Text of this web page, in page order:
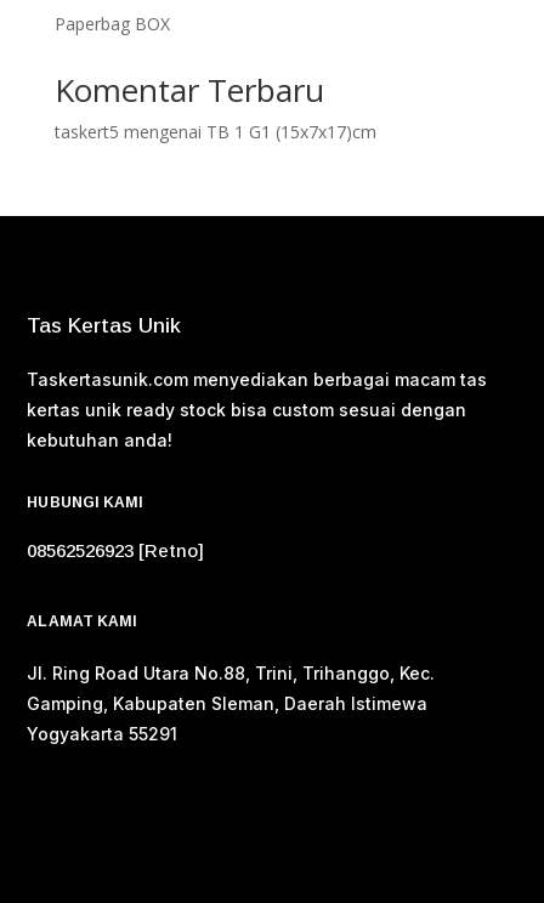
Paperbag BOX
Komentar Terbaru
taskert5 mengenai TB 1 G1 (15x7x17)cm
Tas Kertas Unik
Taskertasunik.com menyediakan berbagai macam tas
kertas unik ready stock bisa custom sesuai dengan
kebutuhan anda!
HUBUNGI KAMI
08562526923 [Retno]
ALAMAT KAMI
Jl. Ring Road Utara No.88, Trini, Trihanggo, Kec.
Gamping, Kabupaten Sleman, Daerah Istimewa
Yogyakarta 55291